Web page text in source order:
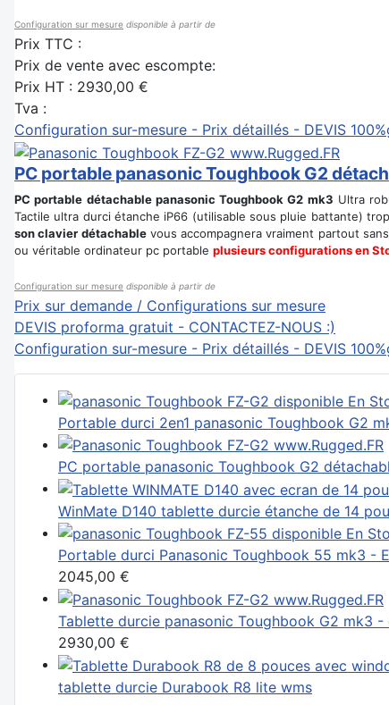
Configuration sur mesure disponible à partir de
Prix TTC :
Prix de vente avec escompte:
Prix HT : 2930,00 €
Tva :
Configuration sur-mesure - Prix détaillés - DEVIS
PC portable panasonic Toughbook G2
PC portable détachable panasonic Toughbook G2 mk3 Ultra
Tactile ultra durci étanche iP66 (utilisable sous pluie battante)
son clavier détachablevous accompagnera vraiment partout
ou véritable ordinateur pc portable plusieurs configurations en
Configuration sur mesure disponible à partir de
Prix sur demande / Configurations sur mesure
DEVIS proforma gratuit - CONTACTEZ-NOUS :)
Configuration sur-mesure - Prix détaillés - DEVIS
Portable durci 2en1 panasonic Toughbook G2
PC portable panasonic Toughbook G2
WinMate D140 tablette durcie étanche de 14
Portable durci Panasonic Toughbook 55 mk3 -
2045,00 €
Tablette durcie panasonic Toughbook G2 mk3
2930,00 €
tablette durcie Durabook R8 lite wms